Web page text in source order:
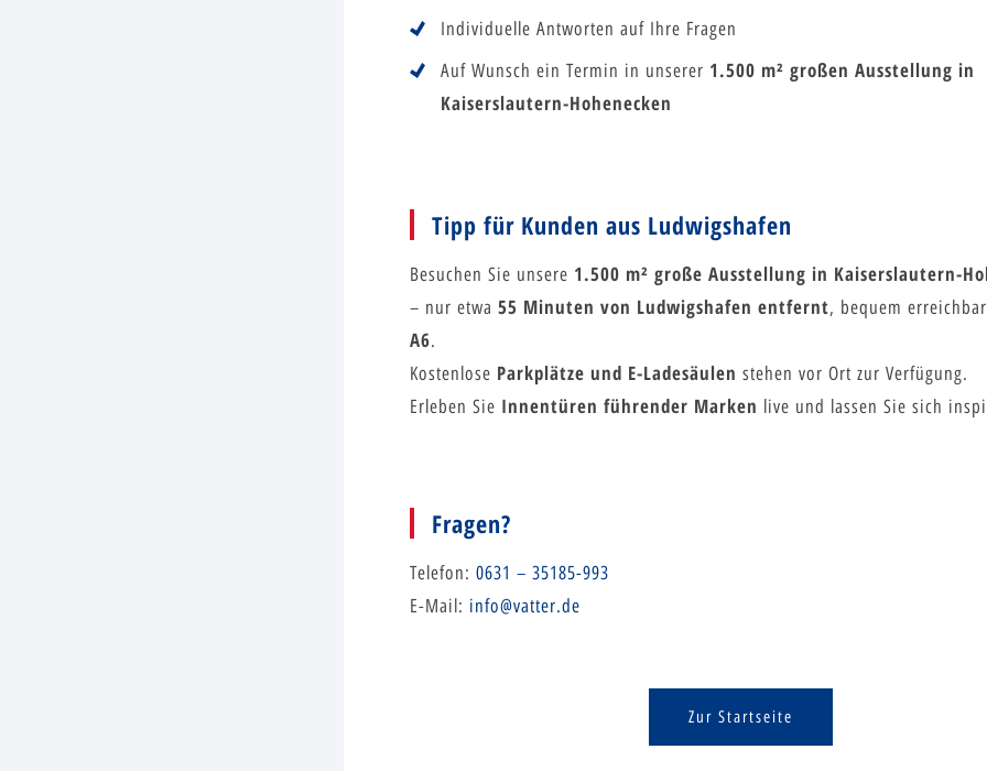
Individuelle Antworten auf Ihre Fragen
Auf Wunsch ein Termin in unserer 1.500 m² großen Ausstellung in
Kaiserslautern-Hohenecken
Tipp für Kunden aus Ludwigshafen
Besuchen Sie unsere 1.500 m² große Ausstellung in Kaiserslautern-
– nur etwa 55 Minuten von Ludwigshafen entfernt, bequem
A6.
Kostenlose Parkplätze und E-Ladesäulen stehen vor Ort zur Verfügung.
Erleben Sie Innentüren führender Marken live und lassen Sie sich
Fragen?
Telefon: 0631 – 35185-993
E-Mail: info@vatter.de
Zur Startseite